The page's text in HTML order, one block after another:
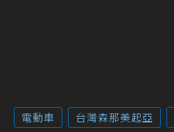
電動車 台灣森那美起亞